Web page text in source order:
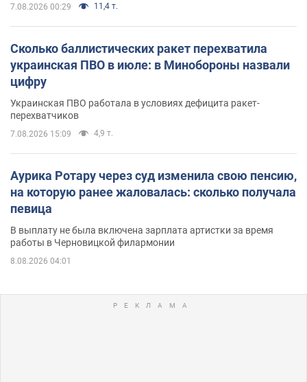
7.08.2026 00:29 11,4 т.
Сколько баллистических ракет перехватила
украинская ПВО в июле: в Минобороны назвали
цифру
Украинская ПВО работала в условиях дефицита ракет-
перехватчиков
7.08.2026 15:09 4,9 т.
Аурика Ротару через суд изменила свою пенсию,
на которую ранее жаловалась: сколько получала
певица
В выплату не была включена зарплата артистки за время
работы в Черновицкой филармонии
8.08.2026 04:01